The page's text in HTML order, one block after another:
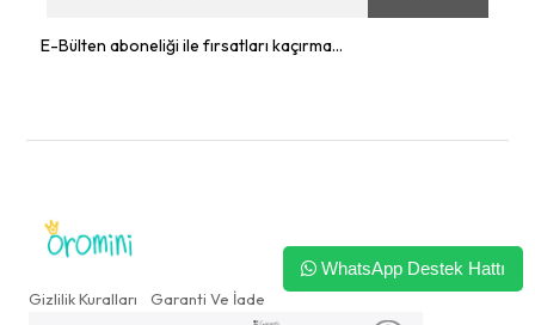
E-Bülten aboneliği ile fırsatları kaçırma...
Gizlilik Kuralları Garanti Ve İade
WhatsApp Destek Hattı